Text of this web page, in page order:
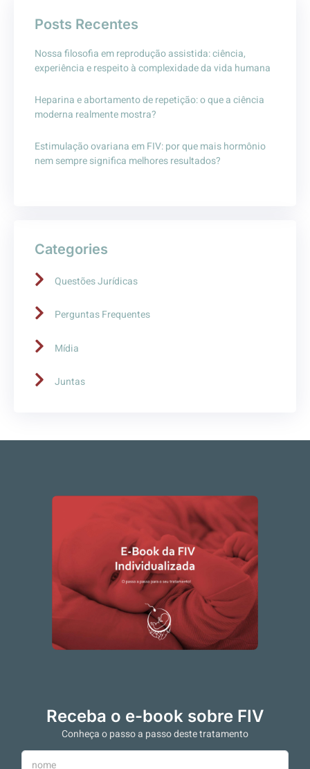
Posts Recentes
Nossa filosofia em reprodução assistida: ciência,
experiência e respeito à complexidade da vida humana
Heparina e abortamento de repetição: o que a ciência
moderna realmente mostra?
Estimulação ovariana em FIV: por que mais hormônio
nem sempre significa melhores resultados?
Categories
Questões Jurídicas
Perguntas Frequentes
Mídia
Juntas
Receba o e-book sobre FIV
Conheça o passo a passo deste tratamento
N